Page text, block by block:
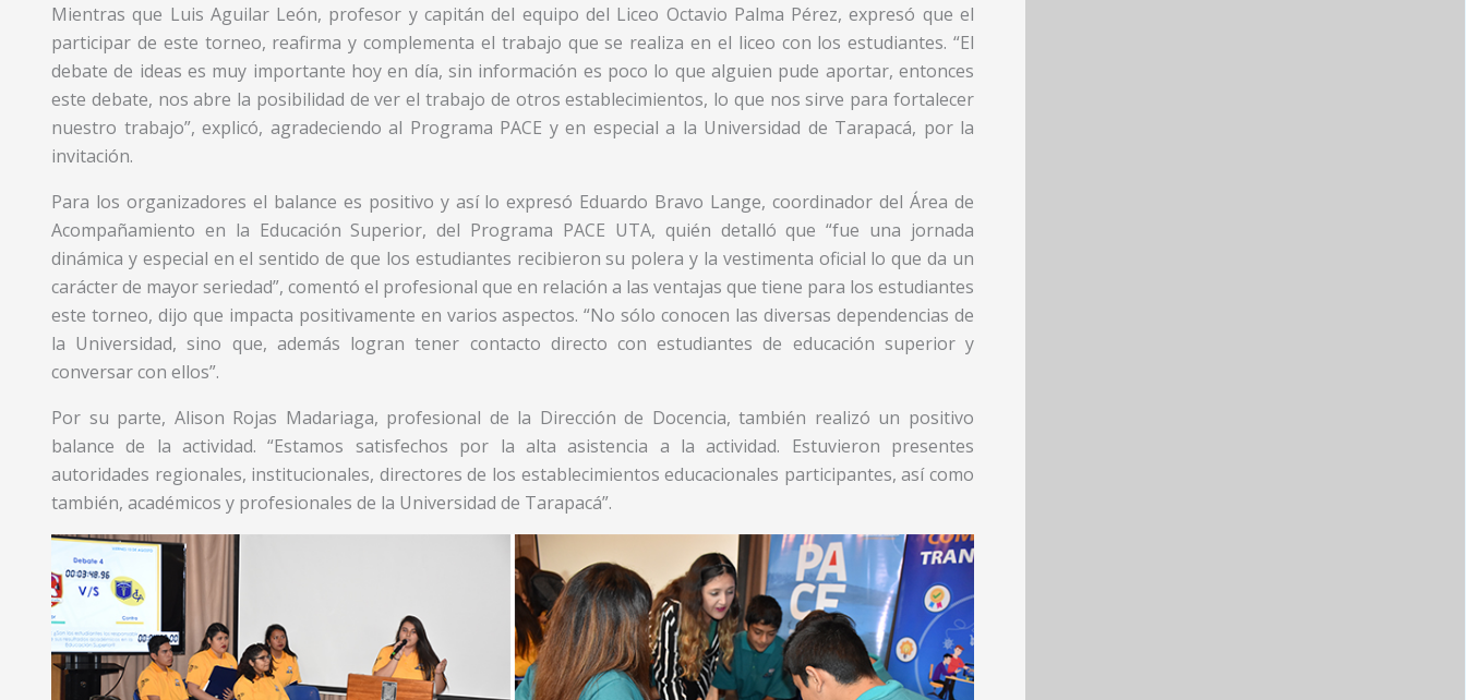
Mientras que Luis Aguilar León, profesor y capitán del equipo del Liceo Octavio Palma Pérez, expresó que el
participar de este torneo, reafirma y complementa el trabajo que se realiza en el liceo con los estudiantes. “El
debate de ideas es muy importante hoy en día, sin información es poco lo que alguien pude aportar, entonces
este debate, nos abre la posibilidad de ver el trabajo de otros establecimientos, lo que nos sirve para fortalecer
nuestro trabajo”, explicó, agradeciendo al Programa PACE y en especial a la Universidad de Tarapacá, por la
invitación.
Para los organizadores el balance es positivo y así lo expresó Eduardo Bravo Lange, coordinador del Área de
Acompañamiento en la Educación Superior, del Programa PACE UTA, quién detalló que “fue una jornada
dinámica y especial en el sentido de que los estudiantes recibieron su polera y la vestimenta oficial lo que da un
carácter de mayor seriedad”, comentó el profesional que en relación a las ventajas que tiene para los estudiantes
este torneo, dijo que impacta positivamente en varios aspectos. “No sólo conocen las diversas dependencias de
la Universidad, sino que, además logran tener contacto directo con estudiantes de educación superior y
conversar con ellos”.
Por su parte, Alison Rojas Madariaga, profesional de la Dirección de Docencia, también realizó un positivo
balance de la actividad. “Estamos satisfechos por la alta asistencia a la actividad. Estuvieron presentes
autoridades regionales, institucionales, directores de los establecimientos educacionales participantes, así como
también, académicos y profesionales de la Universidad de Tarapacá”.